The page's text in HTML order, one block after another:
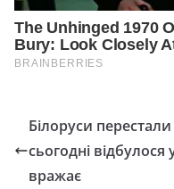
Білоруси
сьогодні
вражає